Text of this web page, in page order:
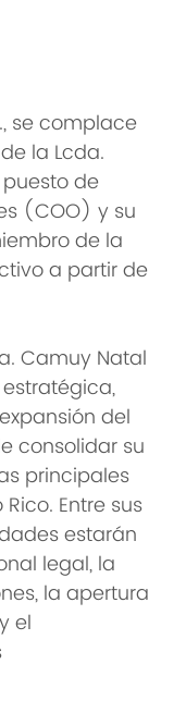
se complace
la Lcda.
de
(COO) y su
de la
a partir de
Camuy Natal
del
consolidar su
principales
Entre sus
estarán
legal, la
la apertura
el